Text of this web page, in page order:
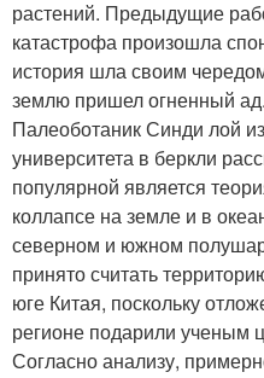
растений. Предыдущие
катастрофа произошла
история шла своим
землю пришел огненный ад.
Палеоботаник Синди лой
университета в беркли
популярной является
коллапсе на земле и в
северном и южном
принято считать
юге Китая, поскольку
регионе подарили
Согласно анализу,